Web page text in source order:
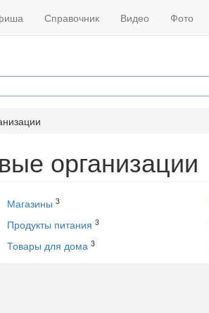
Справочник Видео Фото
организации
Магазины 3
Продукты питания 3
Товары для дома 3